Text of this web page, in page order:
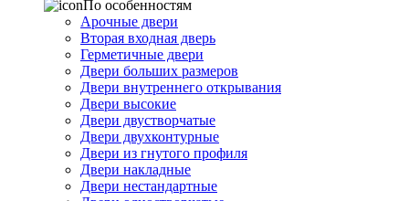
По особенностям
Арочные двери
Вторая входная дверь
Герметичные двери
Двери больших размеров
Двери внутреннего открывания
Двери высокие
Двери двустворчатые
Двери двухконтурные
Двери из гнутого профиля
Двери накладные
Двери нестандартные